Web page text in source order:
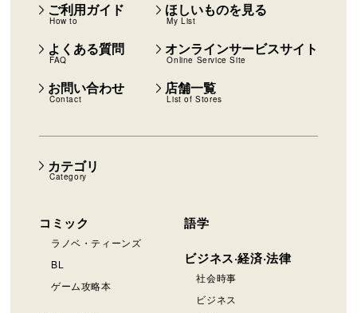
カテゴリ
Category
コミック
ラノベ・ティーンズ
BL
ゲーム攻略本
語学
ビジネス·経済·法律
社会時事
ビジネス
ご利用ガイド
How to
ほしいものを見る
My List
よくある質問
FAQ
オンラインサービスサイト
Online Service Site
お問い合わせ
Contact
店舗一覧
List of Stores